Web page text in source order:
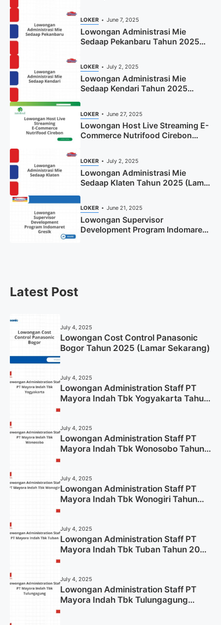
LOKER June 7, 2025
Lowongan Administrasi Mie
Sedaap Pekanbaru Tahun 2025
LOKER July 2, 2025
Lowongan Administrasi Mie
Sedaap Kendari Tahun 2025
LOKER June 27, 2025
Lowongan Host Live Streaming E-
Commerce Nutrifood Cirebon
LOKER July 2, 2025
Lowongan Administrasi Mie
Sedaap Klaten Tahun 2025 (Lamar
LOKER June 21, 2025
Lowongan Supervisor
Development Program Indomaret
Latest Post
July 4, 2025
Lowongan Cost Control Panasonic
Bogor Tahun 2025 (Lamar Sekarang)
July 4, 2025
Lowongan Administration Staff PT
Mayora Indah Tbk Yogyakarta Tahun
July 4, 2025
Lowongan Administration Staff PT
Mayora Indah Tbk Wonosobo Tahun
July 4, 2025
Lowongan Administration Staff PT
Mayora Indah Tbk Wonogiri Tahun
July 4, 2025
Lowongan Administration Staff PT
Mayora Indah Tbk Tuban Tahun 2025
July 4, 2025
Lowongan Administration Staff PT
Mayora Indah Tbk Tulungagung